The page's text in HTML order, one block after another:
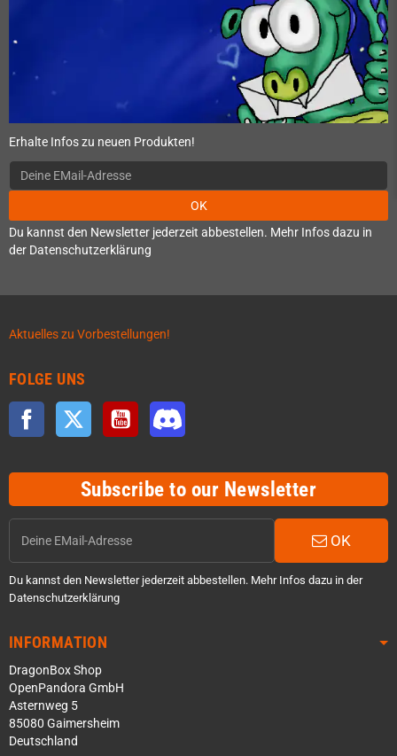
Erhalte Infos zu neuen Produkten!
OK
Du kannst den Newsletter jederzeit abbestellen. Mehr Infos dazu in
der Datenschutzerklärung
Aktuelles zu Vorbestellungen!
FOLGE UNS
Facebook Twitter YouTube
Subscribe to our Newsletter
OK
Du kannst den Newsletter jederzeit abbestellen. Mehr Infos dazu in der
Datenschutzerklärung
INFORMATION
DragonBox Shop
OpenPandora GmbH
Asternweg 5
85080 Gaimersheim
Deutschland